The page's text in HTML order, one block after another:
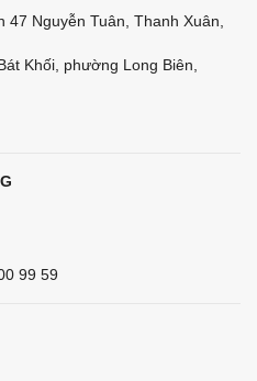
47 Nguyễn Tuân, Thanh Xuân,
Khối, phường Long Biên,
99 59